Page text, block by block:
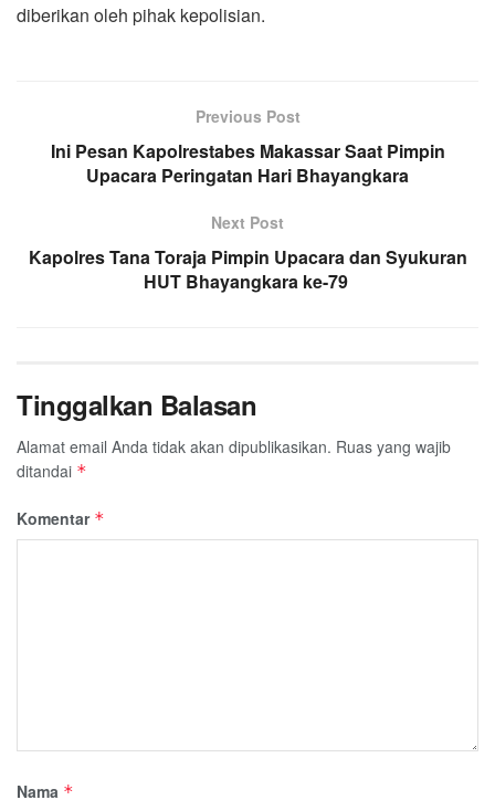
diberikan oleh pihak kepolisian.
Previous Post
Ini Pesan Kapolrestabes Makassar Saat Pimpin
Upacara Peringatan Hari Bhayangkara
Next Post
Kapolres Tana Toraja Pimpin Upacara dan Syukuran
HUT Bhayangkara ke-79
Tinggalkan Balasan
Alamat email Anda tidak akan dipublikasikan. Ruas yang wajib
ditandai *
Komentar *
Nama *